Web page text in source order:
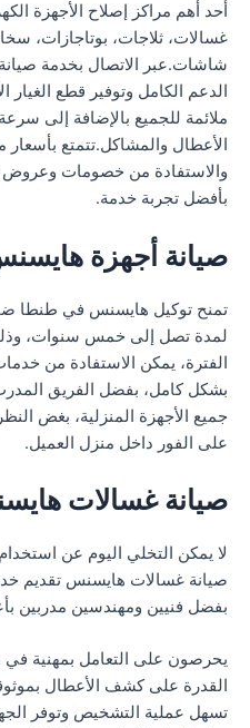
أحد أهم مراكز إصلاح الأجهزة
غسالات، ثلاجات، بوتاجازات،
شاشات.عبر الاتصال بخدمة
ملائمة للجميع بالإضافة إلى
الأعطال والمشاكل.تتمتع
بأفضل تجربة خدمة.
صيانة أجهزة
لمدة تصل إلى خمس سنوات،
الفترة، يمكن الاستفادة من
بشكل كامل، بفضل الفريق
جميع الأجهزة المنزلية، بغض
على الفور داخل منزل العميل.
صيانة غسالات
لا يمكن التخلي اليوم عن
صيانة غسالات هايسنس تقديم
بفضل فنيين ومهندسين مدربين
يحرصون على التعامل بمهنية في
القدرة على كشف الأعطال
تسهل عملية التشخيص وتوفر